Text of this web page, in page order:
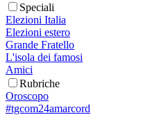
Speciali
Elezioni Italia
Elezioni estero
Grande Fratello
L'isola dei famosi
Amici
Rubriche
Oroscopo
#tgcom24amarcord